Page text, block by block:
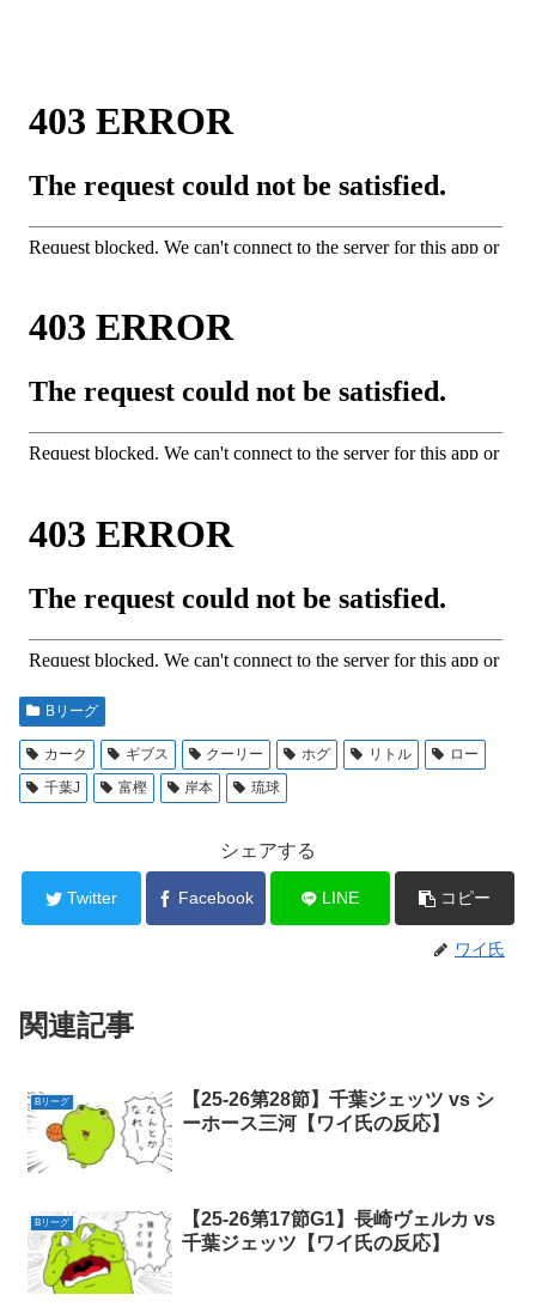
Bリーグ
カーク ギブス クーリー ホグ リトル
ロー
千葉J
富樫 岸本 琉球
シェアする
Twitter Facebook LINE コピー
ワイ氏
関連記事
Bリーグ
【25-26第28節】千葉ジェッツ vs シ
ーホース三河【ワイ氏の反応】
Bリーグ
【25-26第17節G1】長崎ヴェルカ vs
千葉ジェッツ【ワイ氏の反応】